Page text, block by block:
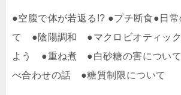
●空腹で体が若返る!? ●プチ断食●日
て ●陰陽調和 ●マクロビオティッ
よう ●重ね煮 ●白砂糖の害につい
べ合わせの話 ●糖質制限について